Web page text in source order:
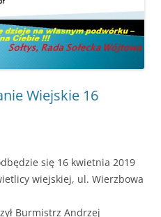
Wiejskie 16
się 16 kwietnia 2019
wiejskiej, ul. Wierzbowa
Burmistrz Andrzej